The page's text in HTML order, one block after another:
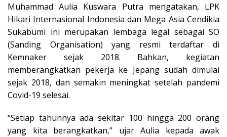
Muhammad Aulia Kuswara Putra mengatakan, LPK
Hikari Internasional Indonesia dan Mega Asia Cendikia
Sukabumi ini merupakan lembaga legal sebagai SO
(Sanding Organisation) yang resmi terdaftar di
Kemnaker sejak 2018. Bahkan, kegiatan
memberangkatkan pekerja ke Jepang sudah dimulai
sejak 2018, dan semakin meningkat setelah pandemi
Covid-19 selesai.
“Setiap tahunnya ada sekitar 100 hingga 200 orang
yang kita berangkatkan,” ujar Aulia kepada awak